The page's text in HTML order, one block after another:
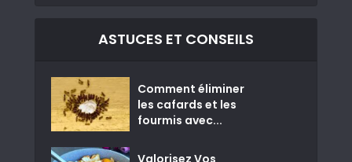
ASTUCES ET CONSEILS
Comment éliminer
les cafards et les
fourmis avec...
Valorisez Vos